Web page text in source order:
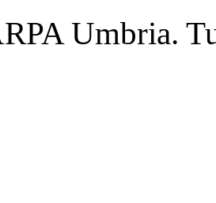
Umbria.